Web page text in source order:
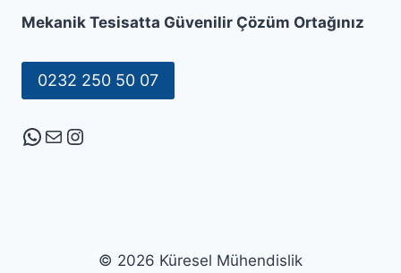
Mekanik Tesisatta Güvenilir Çözüm Ortağınız
0232 250 50 07
WhatsApp
E-postaInstagram
© 2026 Küresel Mühendislik